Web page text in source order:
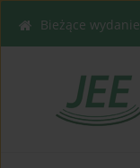
Bieżące wydanie